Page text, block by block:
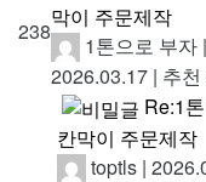
238
막이 주문제작
1톤으로 부자 |
2026.03.17 | 추천
Re:1
칸막이 주문제작
toptls |